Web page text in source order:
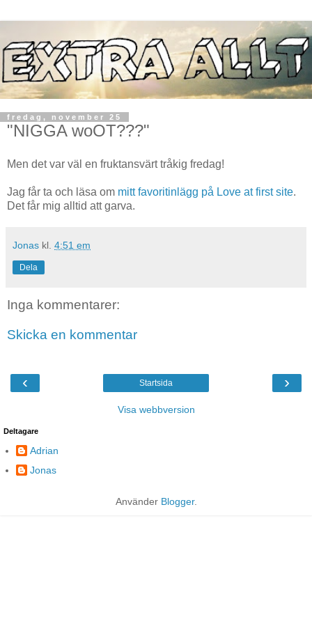
fredag, november 25
"NIGGA woOT???"
Men det var väl en fruktansvärt tråkig fredag!
Jag får ta och läsa om mitt favoritinlägg på Love at first site.
Det får mig alltid att garva.
Jonas kl. 4:51 em
Dela
Inga kommentarer:
Skicka en kommentar
‹ ›
Startsida
Visa webbversion
Deltagare
Adrian
Jonas
Använder Blogger.